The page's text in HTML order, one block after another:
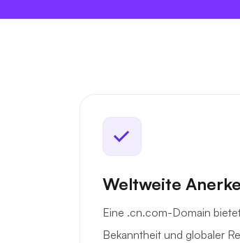
Weltweite
Eine .cn.com-Domain
Bekanntheit und globaler